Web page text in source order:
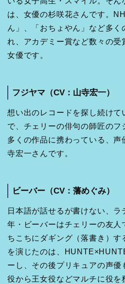
は、女優の杉咲花さんです。
ん」、「おちょやん」など多く
れ、アカデミー賞など数々の受
女優です。
フジヤマ（CV：山寺宏一）
想い出のレコードを探し続けて
で、チェリーの俳句の師匠のフ
多くの作品に携わっている、声
寺宏一さんです。
ビーバー（CV：藩めぐみ）
日本語が話せるが書けない、
年・ビーバーはチェリーの友人
ちこちにダギング（落書き）す
を演じたのは、
ーし、その後プリキュアの声優
役から王女役などマルチに役を